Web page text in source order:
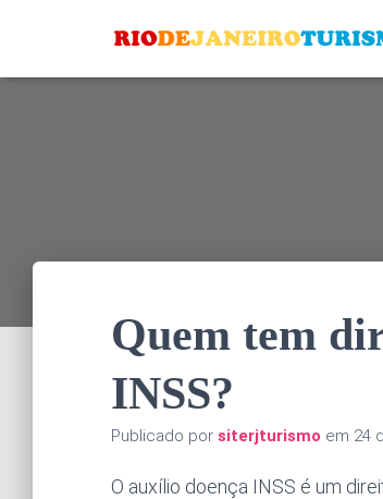
Quem tem
INSS?
Publicado por siterjturismo em 24
O auxílio doença INSS é um